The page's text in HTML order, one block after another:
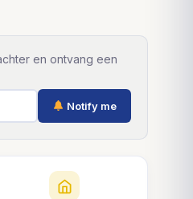
en ontvang een
Notify me